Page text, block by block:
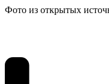
Фото из открытых